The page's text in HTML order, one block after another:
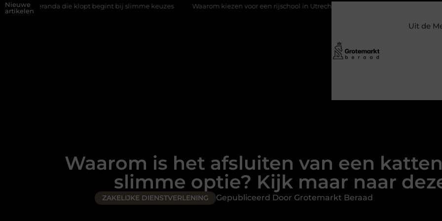
Nieuwe
artikelen
die klopt begint bij slimme keuzes Waarom kiezen voor een rijschool in Utrecht? Duurzaamheid verweven in de
Uit de
Waarom is het afsluiten van een
slimme optie? Kijk maar naar
ZAKELIJKE DIENSTVERLENING Gepubliceerd Door Grotemarkt Beraad